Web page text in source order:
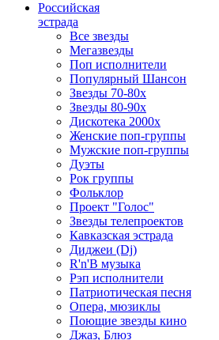
Российская
эстрада
Все звезды
Мегазвезды
Поп исполнители
Популярный Шансон
Звезды 70-80х
Звезды 80-90х
Дискотека 2000х
Женские поп-группы
Мужские поп-группы
Дуэты
Рок группы
Фольклор
Проект "Голос"
Звезды телепроектов
Кавказская эстрада
Диджеи (Dj)
R'n'B музыка
Рэп исполнители
Патриотическая песня
Опера, мюзиклы
Поющие звезды кино
Джаз, Блюз